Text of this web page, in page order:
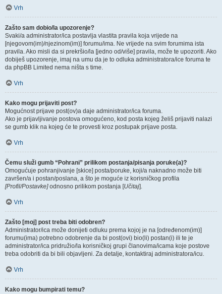
Vrh
Zašto sam dobio/la upozorenje?
Svaki/a administrator/ica postavlja vlastita pravila koja vrijede na
[njegovom(im)/njezinom(im)] forumu/ima. Ne vrijede na svim forumima ista
pravila. Ako misli da si prekršio/la [jedno od/više] pravila, može te upozoriti. Ako
dobiješ upozorenje, imaj na umu da je to odluka administratora/ice foruma te
da phpBB Limited nema ništa s time.
Vrh
Kako mogu prijaviti post?
Mogućnost prijave post(ov)a daje administrator/ica foruma.
Ako je prijavljivanje postova omogućeno, kod posta kojeg želiš prijaviti nalazi
se gumb klik na kojeg će te provesti kroz postupak prijave posta.
Vrh
Čemu služi gumb “Pohrani” prilikom postanja/pisanja poruke(a)?
Omogućuje pohranjivanje [skice] posta/poruke, koji/a naknadno može biti
završen/a i postan/poslana, a što je moguće iz korisničkog profila
[Profil/Postavke]odnosno prilikom postanja [Učitaj].
Vrh
Zašto [moj] post treba biti odobren?
Administrator/ica može donijeti odluku prema kojoj je na [određenom(im)]
forumu(ima) potrebno odobrenje da bi post(ovi) bio(li) postan(i) ili te je
administrator/ica pridružio/la korisničkoj grupi članovima/icama koje postove
treba odobriti da bi bili objavljeni. Za detalje, kontaktiraj administratora/icu.
Vrh
Kako mogu bumpirati temu?